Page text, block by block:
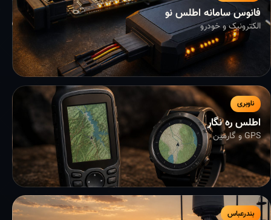
فانوس سامانه اطلس نو
الکترونیک و خودرو
ناوبری
اطلس ره نگار
GPS و گارمین
بندرعباس